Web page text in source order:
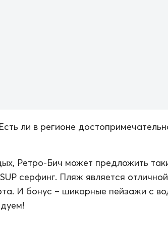
ли в регионе
Ретро-Бич может предложить
серфинг. Пляж является
И бонус – шикарные пейзажи с